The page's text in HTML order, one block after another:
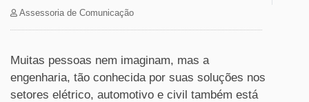
Assessoria de Comunicação
Muitas pessoas nem imaginam, mas a
engenharia, tão conhecida por suas soluções nos
setores elétrico, automotivo e civil também está